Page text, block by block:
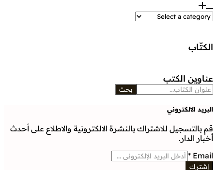
الكتّاب
عناوين الكتب
بحث
البريد الالكتروني
قم بالتسجيل للاشتراك بالنشرة الالكترونية والاطلاع على أحدث
أخبار الدار.
Email
*
إشترك